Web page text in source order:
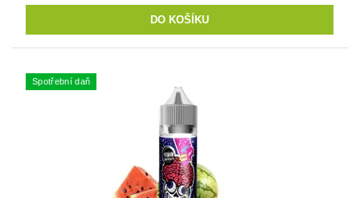
Spotřební daň